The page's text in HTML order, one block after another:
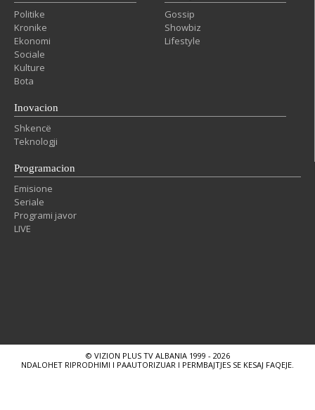
Politike
Kronike
Ekonomi
Sociale
Kulture
Bota
Gossip
Showbiz
Lifestyle
Inovacion
Shkencë
Teknologji
Programacion
Emisione
Seriale
Programi javor
LIVE
© VIZION PLUS TV ALBANIA 1999 - 2026
NDALOHET RIPRODHIMI I PAAUTORIZUAR I PERMBAJTJES SE KESAJ FAQEJE.